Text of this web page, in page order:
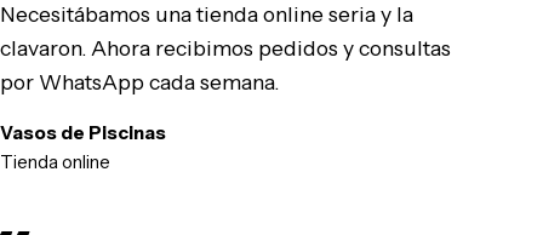
Necesitábamos una tienda online seria y la
clavaron. Ahora recibimos pedidos y consultas
por WhatsApp cada semana.
Vasos de Piscinas
Tienda online